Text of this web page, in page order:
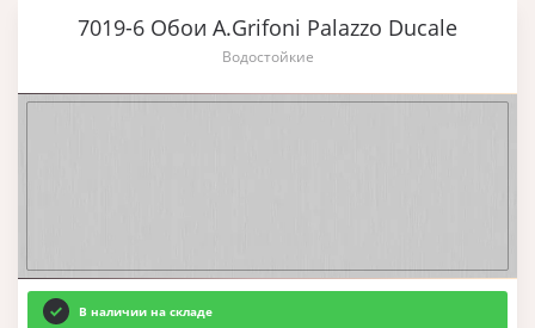
7019-6 Обои A.Grifoni Palazzo Ducale
Водостойкие
В наличии на складе